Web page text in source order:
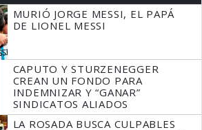
MURIÓ JORGE MESSI, EL PAPÁ
DE LIONEL MESSI
CAPUTO Y STURZENEGGER
CREAN UN FONDO PARA
INDEMNIZAR Y “GANAR”
SINDICATOS ALIADOS
LA ROSADA BUSCA CULPABLES